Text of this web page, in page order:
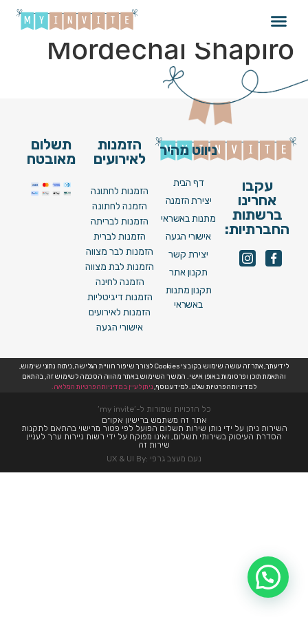
Matt Dubb x
Mordechai Shapiro
עקבו
אחרינו
ברשתות
החברתיות:
ניווט מהיר
דף הבית
יצירת הזמנה
מתנות באשראי
אישורי הגעה
יצירת קשר
תקנון אתר
תקנון מתנות
באשראי
הזמנות
לאירועים
הזמנות לחתונה
הזמנה לחתונה
הזמנות לבריתה
הזמנות לברית
הזמנות לבר מצווה
הזמנות לבת מצווה
הזמנה לחינה
הזמנות דיגיטליות
הזמנות לאירועים
אישורי הגעה
תשלום
מאובטח
לידיעתך, אתר זה עושה שימוש בקובצי Cookies לצורך שיפור חוויית הגלישה, ניתוח נתוני שימוש,
והתאמת תוכן ופרסומות באופן אישי. המשך השימוש באתר מהווה הסכמה לשימוש זה, בהתאם
למדיניות הפרטיות שלנו. למידע נוסף,ניתן לעיין במדיניות הפרטיות המלאה.
כל הזכויות שמורות ל-’my invite’
אתר זה משתמש ברישיון אקו״ם
השירות ניתן על ידי נותן שירות תשלום הפועל לפי פטור מרישוי בהתאם לתקנות
הסדרת העיסוק בשירותי תשלום, ואינו מפוקח על ידי רשות ניירות ערך לעניין
שירות זה
נעם מעצב גרפי :UX & UI By